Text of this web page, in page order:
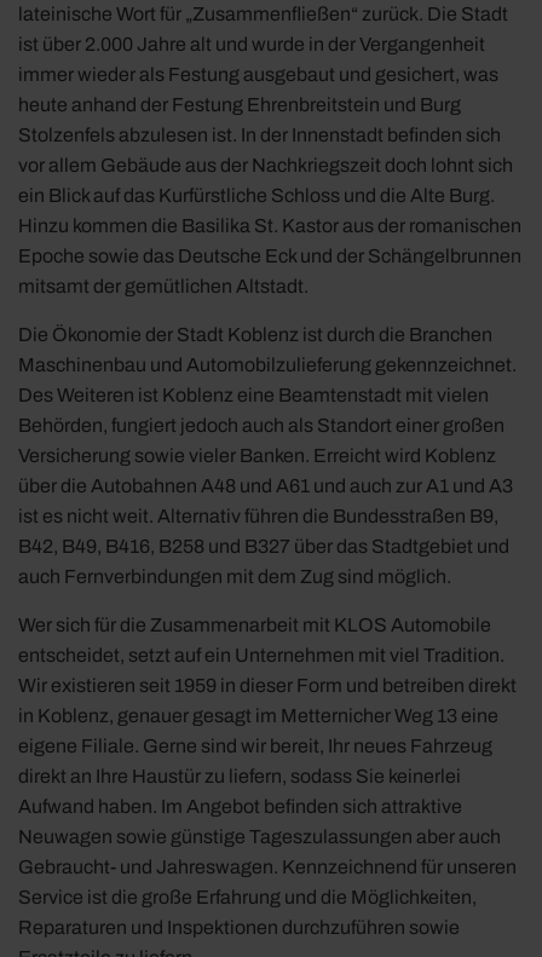
lateinische Wort für „Zusammenfließen“ zurück. Die Stadt
ist über 2.000 Jahre alt und wurde in der Vergangenheit
immer wieder als Festung ausgebaut und gesichert, was
heute anhand der Festung Ehrenbreitstein und Burg
Stolzenfels abzulesen ist. In der Innenstadt befinden sich
vor allem Gebäude aus der Nachkriegszeit doch lohnt sich
ein Blick auf das Kurfürstliche Schloss und die Alte Burg.
Hinzu kommen die Basilika St. Kastor aus der romanischen
Epoche sowie das Deutsche Eck und der Schängelbrunnen
mitsamt der gemütlichen Altstadt.
Die Ökonomie der Stadt Koblenz ist durch die Branchen
Maschinenbau und Automobilzulieferung gekennzeichnet.
Des Weiteren ist Koblenz eine Beamtenstadt mit vielen
Behörden, fungiert jedoch auch als Standort einer großen
Versicherung sowie vieler Banken. Erreicht wird Koblenz
über die Autobahnen A48 und A61 und auch zur A1 und A3
ist es nicht weit. Alternativ führen die Bundesstraßen B9,
B42, B49, B416, B258 und B327 über das Stadtgebiet und
auch Fernverbindungen mit dem Zug sind möglich.
Wer sich für die Zusammenarbeit mit KLOS Automobile
entscheidet, setzt auf ein Unternehmen mit viel Tradition.
Wir existieren seit 1959 in dieser Form und betreiben direkt
in Koblenz, genauer gesagt im Metternicher Weg 13 eine
eigene Filiale. Gerne sind wir bereit, Ihr neues Fahrzeug
direkt an Ihre Haustür zu liefern, sodass Sie keinerlei
Aufwand haben. Im Angebot befinden sich attraktive
Neuwagen sowie günstige Tageszulassungen aber auch
Gebraucht- und Jahreswagen. Kennzeichnend für unseren
Service ist die große Erfahrung und die Möglichkeiten,
Reparaturen und Inspektionen durchzuführen sowie